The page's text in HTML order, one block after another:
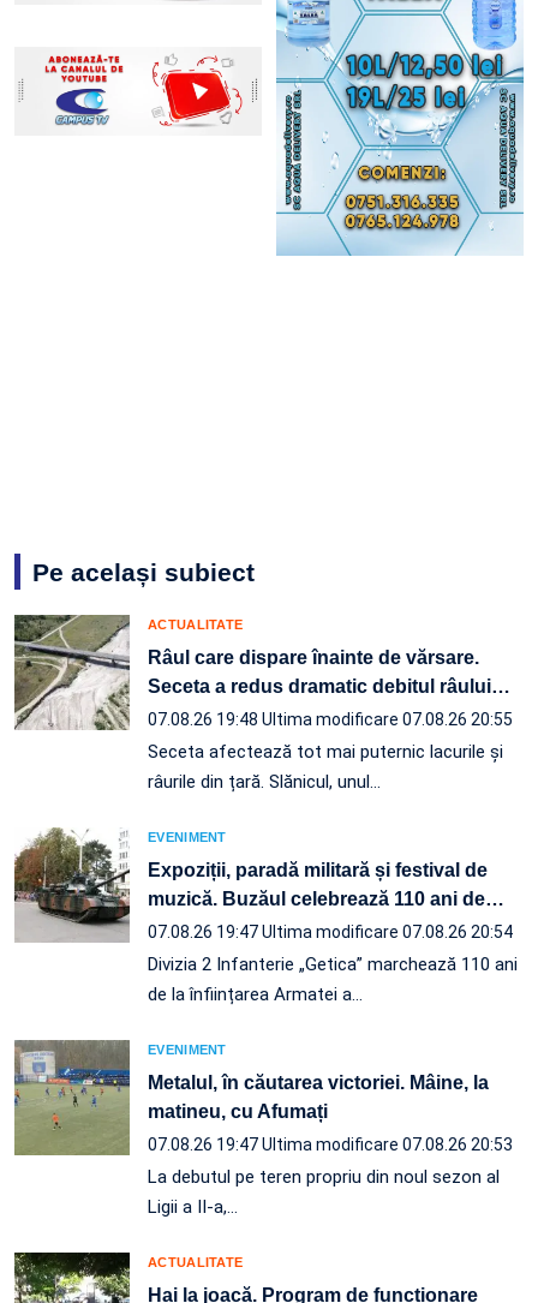
Pe același subiect
ACTUALITATE
Râul care dispare înainte de vărsare.
Seceta a redus dramatic debitul râului…
07.08.26 19:48 Ultima modificare 07.08.26 20:55
Seceta afectează tot mai puternic lacurile și
râurile din țară. Slănicul, unul…
EVENIMENT
Expoziții, paradă militară și festival de
muzică. Buzăul celebrează 110 ani de…
07.08.26 19:47Ultima modificare 07.08.26 20:54
Divizia 2 Infanterie „Getica” marchează 110 ani
de la înființarea Armatei a…
EVENIMENT
Metalul, în căutarea victoriei. Mâine, la
matineu, cu Afumați
07.08.26 19:47Ultima modificare 07.08.26 20:53
La debutul pe teren propriu din noul sezon al
Ligii a II-a,…
ACTUALITATE
Hai la joacă. Program de funcționare